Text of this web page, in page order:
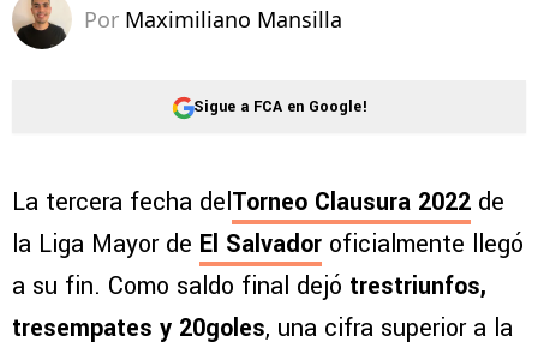
Por Maximiliano Mansilla
Sigue a FCA en Google!
La tercera fecha delTorneo Clausura 2022 de
la Liga Mayor de El Salvador oficialmente llegó
a su fin. Como saldo final dejó trestriunfos,
tresempates y 20goles, una cifra superior a la